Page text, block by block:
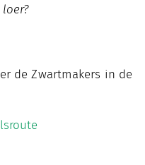
de Zwartmakers in de